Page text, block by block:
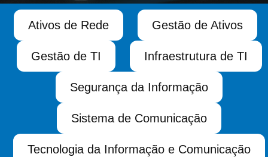
Ativos de Rede Gestão de Ativos
Gestão de TI Infraestrutura de TI
Segurança da Informação
Sistema de Comunicação
Tecnologia da Informação e Comunicação